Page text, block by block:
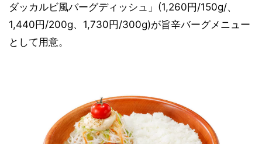
ダッカルビ風バーグディッシュ」(1,260円/150g/、
1,440円/200g、1,730円/300g)が旨辛バーグメニュー
として用意。